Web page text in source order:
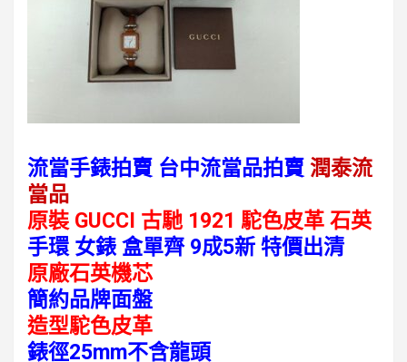
流當手錶拍賣 台中流當品拍賣 潤泰流
當品
原裝 GUCCI 古馳 1921 駝色皮革 石英
手環 女錶 盒單齊 9成5新 特價出清
原廠石英機芯
簡約品牌面盤
造型駝色皮革
錶徑25mm不含龍頭